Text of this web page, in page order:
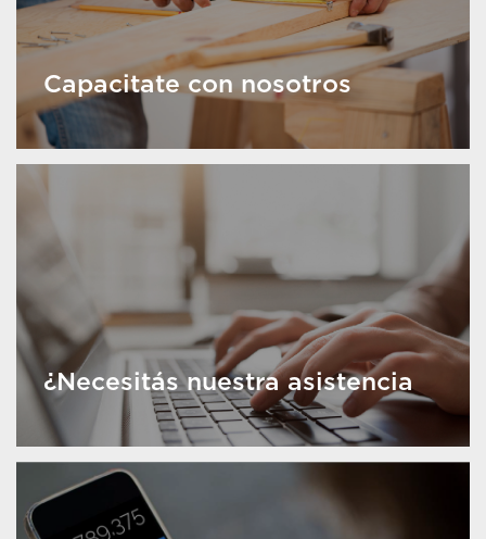
Capacitate con nosotros
¿Necesitás nuestra asistencia